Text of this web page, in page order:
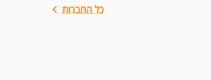
כל החברות